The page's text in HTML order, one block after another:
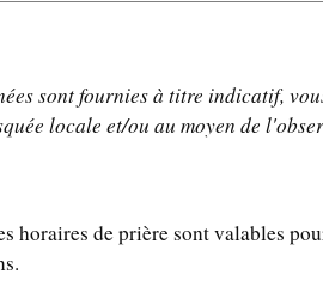
sont fournies à titre indicatif,
locale et/ou au moyen de
horaires de prière sont valables